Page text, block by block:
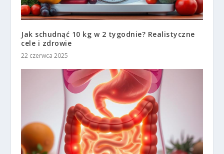
Jak schudnąć 10 kg w 2 tygodnie? Realistyczne
cele i zdrowie
22 czerwca 2025